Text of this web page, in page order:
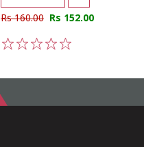
Rs 160.00 Rs 152.00